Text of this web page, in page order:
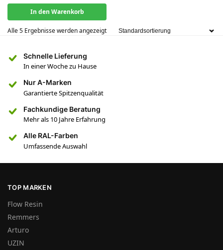
In den Warenkorb
Alle 5 Ergebnisse werden angezeigt
Schnelle Lieferung
In einer Woche zu Hause
Nur A-Marken
Garantierte Spitzenqualität
Fachkundige Beratung
Mehr als 10 Jahre Erfahrung
Alle RAL-Farben
Umfassende Auswahl
TOP MARKEN
Flow Resin
Remmers
Arturo
UZIN